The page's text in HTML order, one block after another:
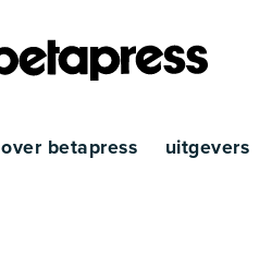
over betapress uitgevers